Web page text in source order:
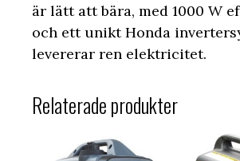
är lätt att bära, med 1000 W
och ett unikt Honda
levererar ren elektricitet.
Relaterade produkter